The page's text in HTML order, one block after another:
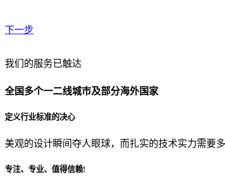
下一步
贵公司预算范围是？
贵公司的团队规模是？
我们的服务已触达
全国多个一二线城市及部分海外国家
定义行业标准的决心
美观的设计瞬间夺人眼球，而扎实的技术实力需要
专注、专业、值得信赖!